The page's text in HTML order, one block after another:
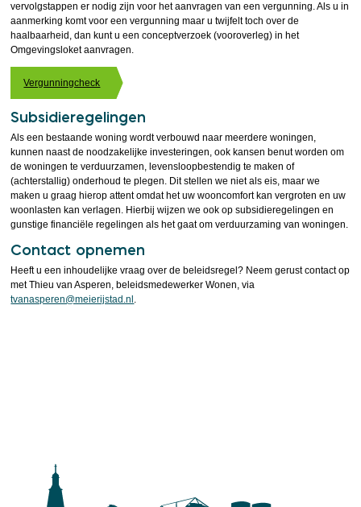
vervolgstappen er nodig zijn voor het aanvragen van een vergunning. Als u in
aanmerking komt voor een vergunning maar u twijfelt toch over de
haalbaarheid, dan kunt u een conceptverzoek (vooroverleg) in het
Omgevingsloket aanvragen.
Vergunningcheck
Subsidieregelingen
Als een bestaande woning wordt verbouwd naar meerdere woningen,
kunnen naast de noodzakelijke investeringen, ook kansen benut worden om
de woningen te verduurzamen, levensloopbestendig te maken of
(achterstallig) onderhoud te plegen. Dit stellen we niet als eis, maar we
maken u graag hierop attent omdat het uw wooncomfort kan vergroten en uw
woonlasten kan verlagen. Hierbij wijzen we ook op subsidieregelingen en
gunstige financiële regelingen als het gaat om verduurzaming van woningen.
Contact opnemen
Heeft u een inhoudelijke vraag over de beleidsregel? Neem gerust contact op
met Thieu van Asperen, beleidsmedewerker Wonen, via
tvanasperen@meierijstad.nl .